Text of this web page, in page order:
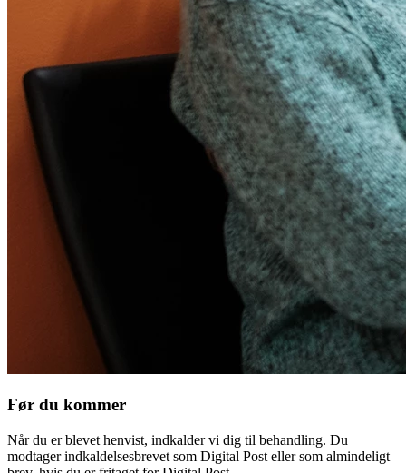
Før du kommer
Når du er blevet henvist, indkalder vi dig til behandling. Du
modtager indkaldelsesbrevet som Digital Post eller som almindeligt